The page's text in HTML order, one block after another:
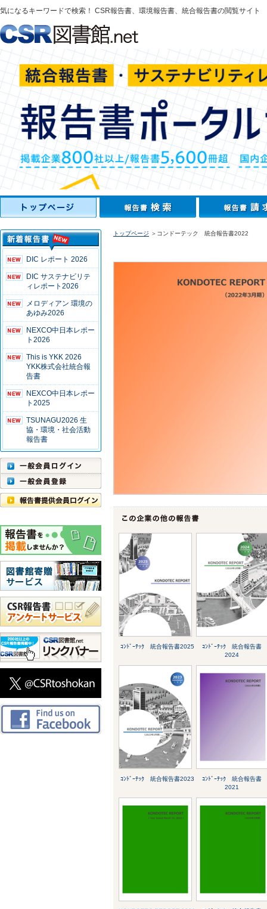
気になるキーワードで検索！ CSR報告書、環境報告書、統合報告書の閲覧サイト
DIC レポート 2026
DIC サステナビリテ
ィレポート2026
メロディアン 環境の
あゆみ2026
NEXCO中日本レポー
ト2026
This is YKK 2026
YKK株式会社統合報
告書
NEXCO中日本レポー
ト2025
TSUNAGU2026 生
協・環境・社会活動
報告書
トップページ ＞コンドーテック 統合報告書2022
ｺﾝﾄﾞｰﾃｯｸ 統合報告書2025
ｺﾝﾄﾞｰﾃｯｸ 統合報告書
2024
ｺﾝﾄﾞｰﾃｯｸ 統合報告書2023
ｺﾝﾄﾞｰﾃｯｸ 統合報告書
2021